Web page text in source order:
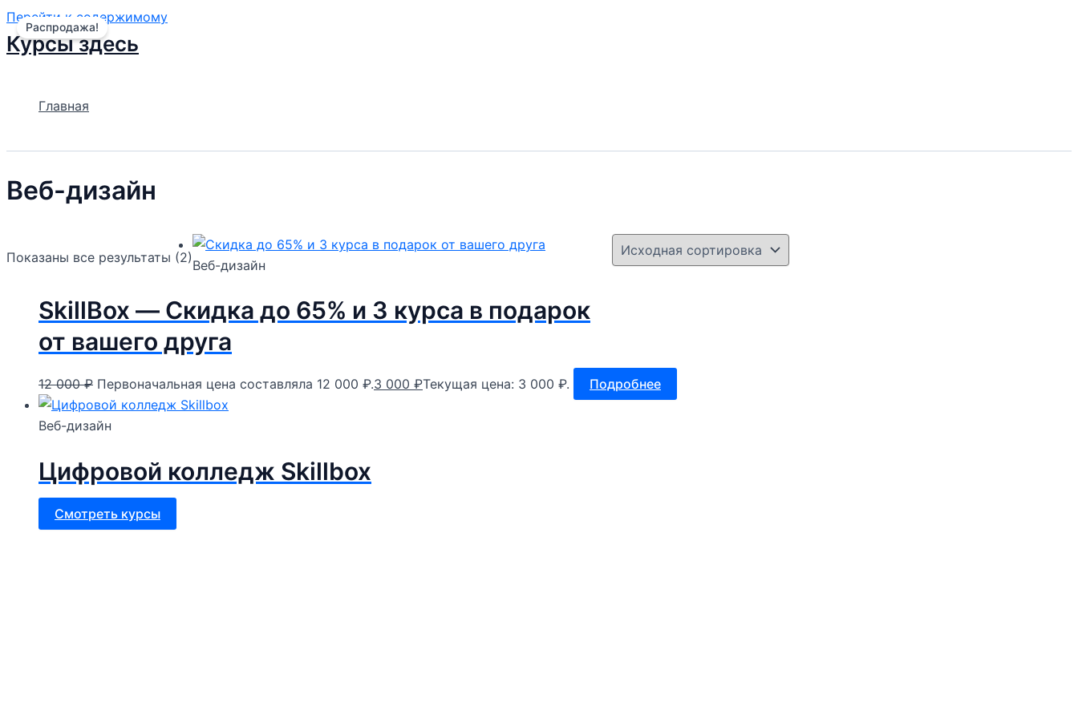
Перейти к содержимому
Курсы здесь
Главная
Веб-дизайн
Показаны все результаты (2)
Распродажа!
Веб-дизайн
SkillBox — Скидка до 65% и 3 курса в подарок
от вашего друга
12 000₽ Первоначальная цена составляла 12 000 ₽.3 000 ₽Текущая цена: 3 000 ₽. Подробнее
Веб-дизайн
Цифровой колледж Skillbox
Смотреть курсы